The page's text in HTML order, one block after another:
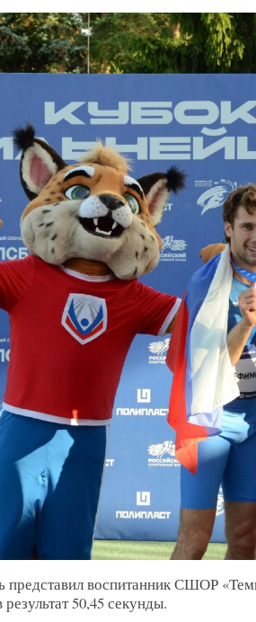
представил воспитанник СШОР
50,45 секунды.